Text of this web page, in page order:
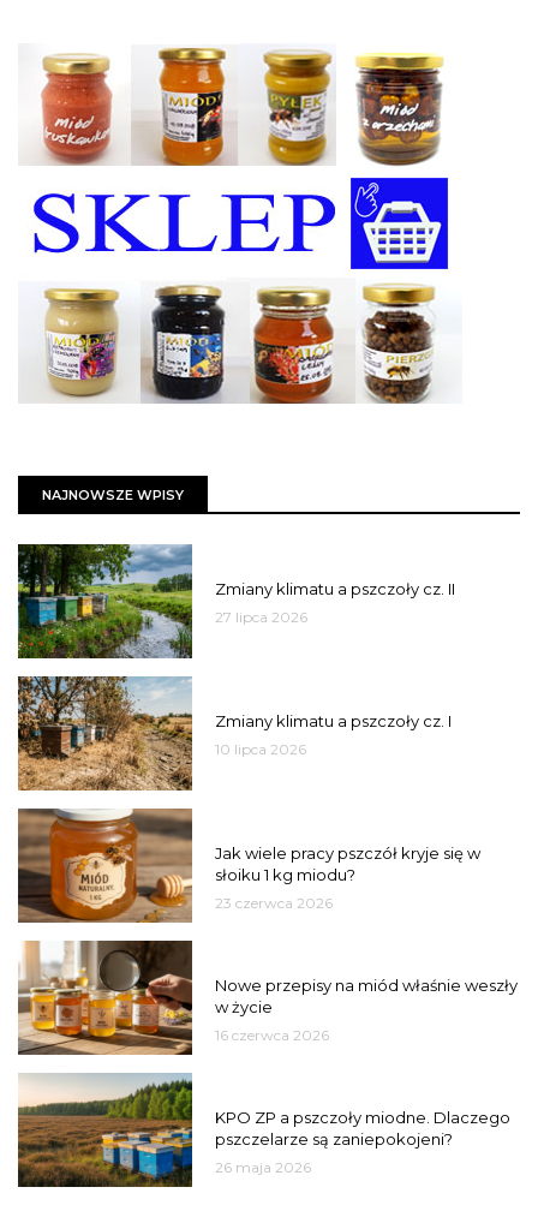
NAJNOWSZE WPISY
Zmiany klimatu a pszczoły cz. II
27 lipca 2026
Zmiany klimatu a pszczoły cz. I
10 lipca 2026
Jak wiele pracy pszczół kryje się w
słoiku 1 kg miodu?
23 czerwca 2026
Nowe przepisy na miód właśnie weszły
w życie
16 czerwca 2026
KPO ZP a pszczoły miodne. Dlaczego
pszczelarze są zaniepokojeni?
26 maja 2026